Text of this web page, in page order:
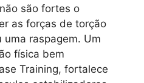
são fortes o
as forças de torção
raspagem. Um
física bem
Training, fortalece